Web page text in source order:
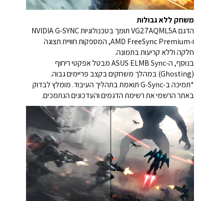
משחק ללא גבולות
הדגם VG27AQML5A תומך בטכנולוגיות ‎NVIDIA G-SYNC‎
ו‑AMD FreeSync Premium, המספקות חוויית תצוגה
חלקה וללא קריעות בתמונה.
בנוסף, ה‑ASUS ELMB Sync מבטל אפקטי ריחוף
(Ghosting) במהלך משחקים בקצב פריימים גבוה.
*תמיכה ב‑G‑Sync תואמת בתהליך העיבוד. מומלץ לבדוק
באתר הרשמי את רשימת הדגמים והעדכונים הנתמכים.